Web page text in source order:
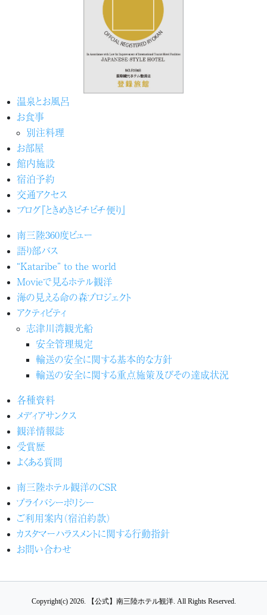
温泉とお風呂
お食事
別注料理
お部屋
館内施設
宿泊予約
交通アクセス
ブログ『ときめきピチピチ便り』
南三陸360度ビュー
語り部バス
“Kataribe” to the world
Movieで見るホテル観洋
海の見える命の森プロジェクト
アクティビティ
志津川湾観光船
安全管理規定
輸送の安全に関する基本的な方針
輸送の安全に関する重点施策及びその達成状況
各種資料
メディアサンクス
観洋情報誌
受賞歴
よくある質問
南三陸ホテル観洋のCSR
プライバシーポリシー
ご利用案内（宿泊約款）
カスタマーハラスメントに関する行動指針
お問い合わせ
Copyright(c) 2026. 【公式】南三陸ホテル観洋. All Rights Reserved.